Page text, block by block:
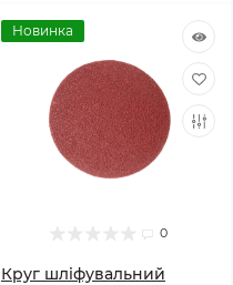
Новинка
0
Круг шлiфувальний